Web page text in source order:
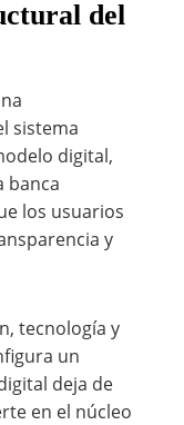
del
sistema
digital,
banca
los usuarios
y
tecnología y
un
deja de
en el núcleo